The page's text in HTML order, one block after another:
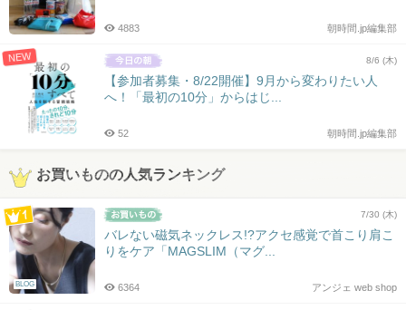
朝時間.jp編集部
4883
NEW 8/6 (木)
【参加者募集・8/22開催】9月から変わりたい人
へ！「最初の10分」からはじ...
朝時間.jp編集部
52
お買いものの人気ランキング
BLOG
7/30 (木)
バレない磁気ネックレス!?アクセ感覚で首こり肩こ
りをケア「MAGSLIM（マグ...
アンジェ web shop
6364